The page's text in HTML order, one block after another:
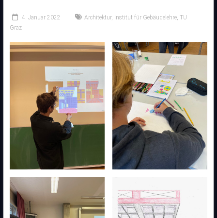
4. Januar 2022 Architektur, Institut für Gebäudelehre, TU
Graz